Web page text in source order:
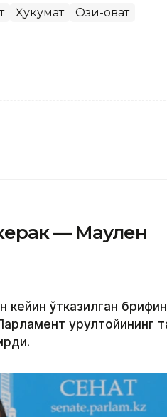
Ҳукумат
Озиқ-овқат
— Маулен
кейин ўтказилган
Қурултойининг